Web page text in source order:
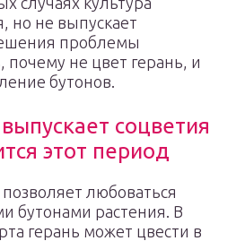
но не выпускает
проблемы
почему не цвет герань, и
бутонов.
соцветия
этот период
любоваться
бутонами растения. В
герань может цвести в